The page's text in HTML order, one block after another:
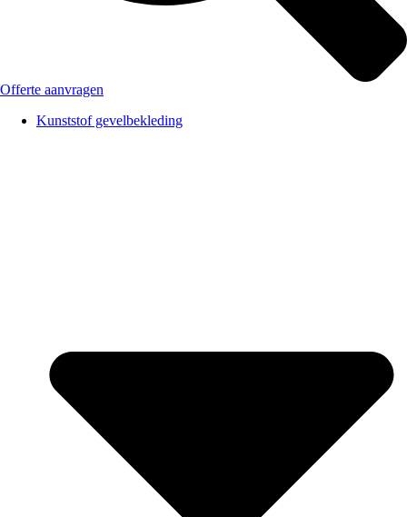
Offerte aanvragen
Kunststof gevelbekleding